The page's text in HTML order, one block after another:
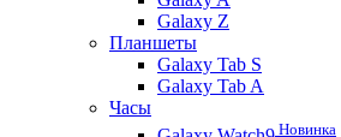
Galaxy Z
Планшеты
Galaxy Tab S
Galaxy Tab A
Часы
Новинка